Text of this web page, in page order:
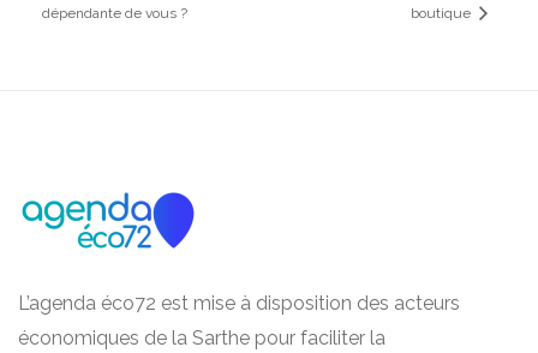
dépendante de vous ?
boutique
L’agenda éco72 est mise à disposition des acteurs
économiques de la Sarthe pour faciliter la